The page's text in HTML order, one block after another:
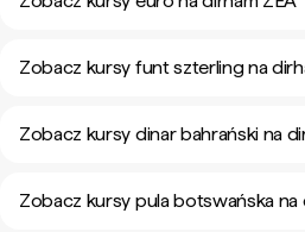
Zobacz kursy funt szterling na
Zobacz kursy dinar bahrański na
Zobacz kursy pula botswańska na